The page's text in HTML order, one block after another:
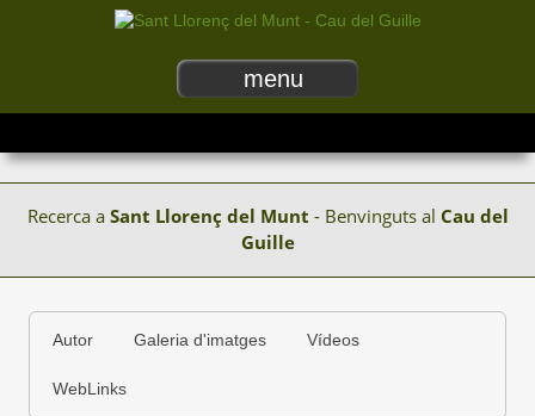
menu
Recerca a Sant Llorenç del Munt - Benvinguts al Cau del
Guille
Autor Galeria d'imatges Vídeos
WebLinks